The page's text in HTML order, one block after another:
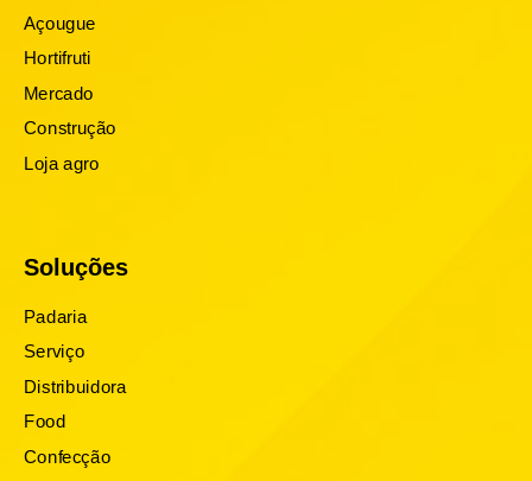
Açougue
Hortifruti
Mercado
Construção
Loja agro
Soluções
Padaria
Serviço
Distribuidora
Food
Confecção